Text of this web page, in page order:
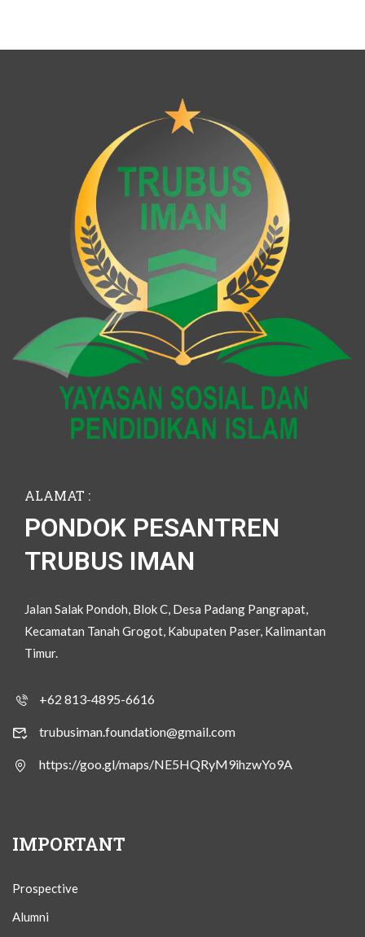
ALAMAT :
PONDOK PESANTREN
TRUBUS IMAN
Jalan Salak Pondoh, Blok C, Desa Padang Pangrapat,
Kecamatan Tanah Grogot, Kabupaten Paser, Kalimantan
Timur.
+62 813-4895-6616
trubusiman.foundation@gmail.com
https://goo.gl/maps/NE5HQRyM9ihzwYo9A
IMPORTANT
Prospective
Alumni